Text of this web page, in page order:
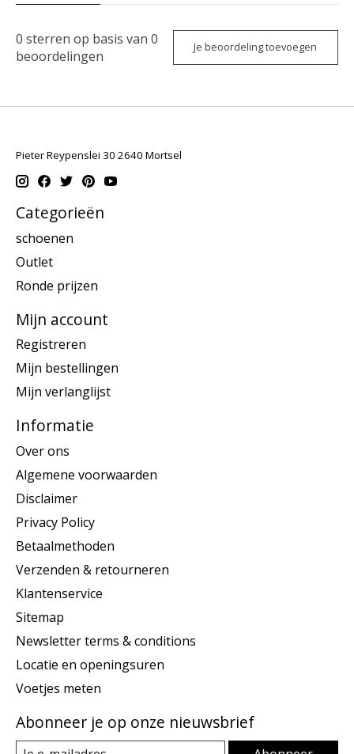
0 sterren op basis van 0
beoordelingen
Je beoordeling toevoegen
Pieter Reypenslei 30 2640 Mortsel
Categorieën
schoenen
Outlet
Ronde prijzen
Mijn account
Registreren
Mijn bestellingen
Mijn verlanglijst
Informatie
Over ons
Algemene voorwaarden
Disclaimer
Privacy Policy
Betaalmethoden
Verzenden & retourneren
Klantenservice
Sitemap
Newsletter terms & conditions
Locatie en openingsuren
Voetjes meten
Abonneer je op onze nieuwsbrief